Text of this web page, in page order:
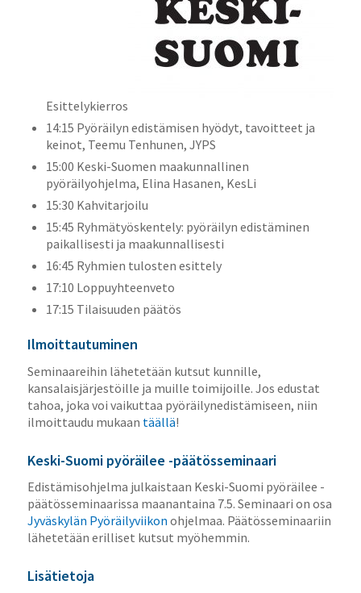
Esittelykierros
14:15 Pyöräilyn edistämisen hyödyt, tavoitteet ja
keinot, Teemu Tenhunen, JYPS
15:00 Keski-Suomen maakunnallinen
pyöräilyohjelma, Elina Hasanen, KesLi
15:30 Kahvitarjoilu
15:45 Ryhmätyöskentely: pyöräilyn edistäminen
paikallisesti ja maakunnallisesti
16:45 Ryhmien tulosten esittely
17:10 Loppuyhteenveto
17:15 Tilaisuuden päätös
Ilmoittautuminen
Seminaareihin lähetetään kutsut kunnille,
kansalaisjärjestöille ja muille toimijoille. Jos edustat
tahoa, joka voi vaikuttaa pyöräilynedistämiseen, niin
ilmoittaudu mukaan täällä!
Keski-Suomi pyöräilee -päätösseminaari
Edistämisohjelma julkaistaan Keski-Suomi pyöräilee -
päätösseminaarissa maanantaina 7.5. Seminaari on osa
Jyväskylän Pyöräilyviikon ohjelmaa. Päätösseminaariin
lähetetään erilliset kutsut myöhemmin.
Lisätietoja